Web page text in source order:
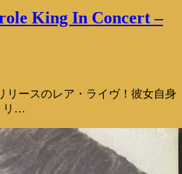
King In Concert –
リースのレア・ライヴ！彼女自身
リ…